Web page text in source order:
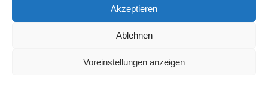
Akzeptieren
Ablehnen
Voreinstellungen anzeigen